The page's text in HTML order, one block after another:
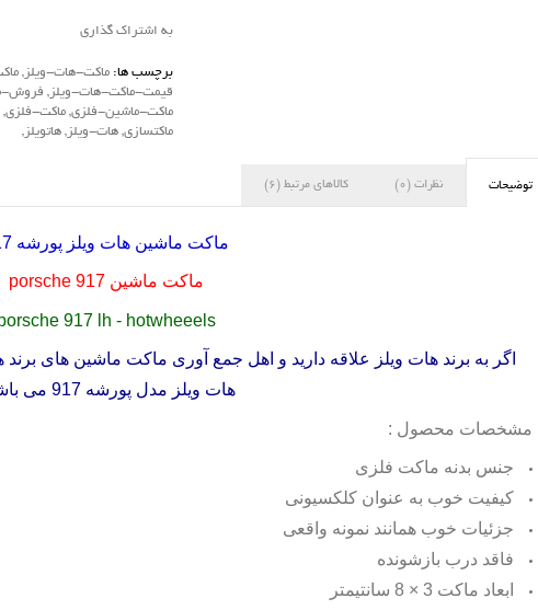
به اشتراک گذاری
برچسب ها: ماکت-هات-ویلز,
قیمت-ماکت-هات-ویلز, فروش-
ماکت-ماشین-فلزی,ماکت-فلزی,
ماکتسازی,هات-ویلز,هاتویلز,
توضیحات نظرات (0) کالاهای مرتبط (6)
ماکت ماشین هات ویلز پورشه
ماکت ماشینporsche 917
917 lh - hotwheeels
اگر به برند هات ویلز علاقه دارید و اهل جمع آوری ماکت ماشین های
هات ویلز مدل پورشه 917 می باشد .
مشخصات محصول :
جنس بدنه ماکت فلزی
کیفیت خوب به عنوان کلکسیونی
جزئیات خوب همانند نمونه واقعی
فاقد درب بازشونده
ابعاد ماکت 3 × 8 سانتیمتر